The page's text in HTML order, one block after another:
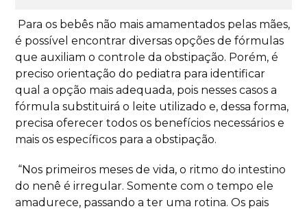
Para os bebês não mais amamentados pelas mães,
é possível encontrar diversas opções de fórmulas
que auxiliam o controle da obstipação. Porém, é
preciso orientação do pediatra para identificar
qual a opção mais adequada, pois nesses casos a
fórmula substituirá o leite utilizado e, dessa forma,
precisa oferecer todos os benefícios necessários e
mais os específicos para a obstipação.
“Nos primeiros meses de vida, o ritmo do intestino
do nenê é irregular. Somente com o tempo ele
amadurece, passando a ter uma rotina. Os pais